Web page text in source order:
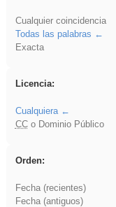
Cualquier coincidencia
Todas las palabras
Exacta
Licencia:
Cualquiera
CCo Dominio Público
Orden:
Fecha (recientes)
Fecha (antiguos)